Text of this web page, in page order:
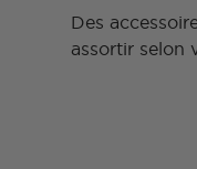
Des
assortir selon